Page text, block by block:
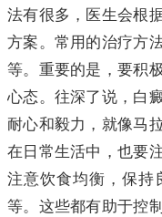
法有很多，医生会根
方案。常用的治疗方
等。重要的是，要积
心态。往深了说，白
耐心和毅力，就像马
在日常生活中，也要
注意饮食均衡，保持
等。这些都有助于控